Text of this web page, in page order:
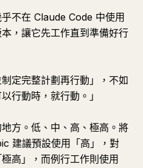
不在 Claude Code 中使用
，讓它先工作直到準備好行
定完整計劃再行動」，不如
行動時，就行動。」
方。低、中、高、極高。將
建議預設使用「高」，對
高」，而例行工作則使用